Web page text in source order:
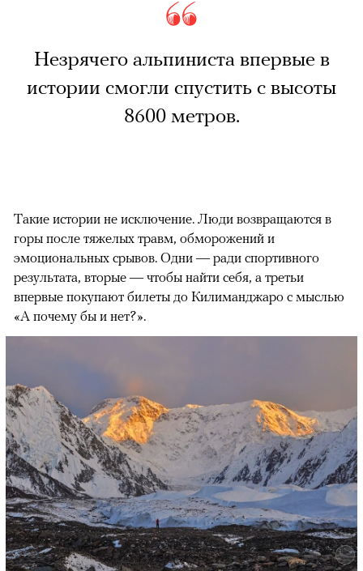
Незрячего альпиниста впервые в
истории смогли спустить с высоты
8600 метров.
Такие истории не исключение. Люди возвращаются в
горы после тяжелых травм, обморожений и
эмоциональных срывов. Одни — ради спортивного
результата, вторые — чтобы найти себя, а третьи
впервые покупают билеты до Килиманджаро с мыслью
«А почему бы и нет?».